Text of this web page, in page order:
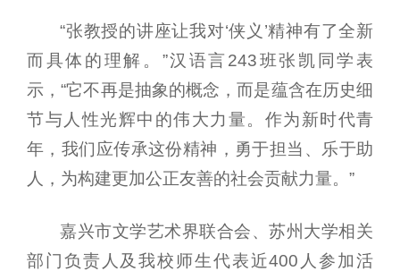
“张教授的讲座让我对‘侠义’精神有了全新
而具体的理解。”汉语言243班张凯同学表
示，“它不再是抽象的概念，而是蕴含在历史细
节与人性光辉中的伟大力量。作为新时代青
年，我们应传承这份精神，勇于担当、乐于助
人，为构建更加公正友善的社会贡献力量。”
嘉兴市文学艺术界联合会、苏州大学相关
部门负责人及我校师生代表近400人参加活